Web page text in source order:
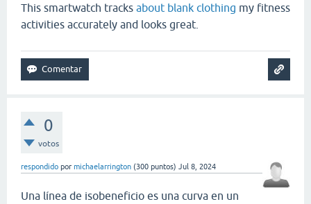
This smartwatch tracks about blank clothing my fitness
activities accurately and looks great.
0
votos
respondido por michaelarrington (300 puntos) Jul 8, 2024
Una línea de isobeneficio es una curva en un